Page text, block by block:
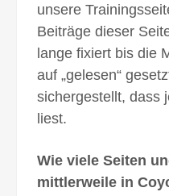
unsere
Beiträge dieser
lange fixiert bis die
auf „gelesen“
sichergestellt, dass
liest.
Wie viele Seiten
mittlerweile in